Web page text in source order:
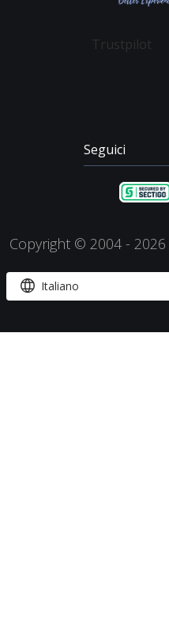
Trustpilot
Seguici

Copyright © 2004 - 2026
 Italiano